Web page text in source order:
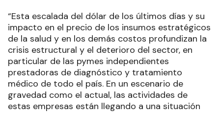
“Esta escalada del dólar de los últimos días y su
impacto en el precio de los insumos estratégicos
de la salud y en los demás costos profundizan la
crisis estructural y el deterioro del sector, en
particular de las pymes independientes
prestadoras de diagnóstico y tratamiento
médico de todo el país. En un escenario de
gravedad como el actual, las actividades de
estas empresas están llegando a una situación